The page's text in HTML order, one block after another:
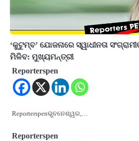
‘କୁଟୁମ୍ବ’ ଯୋଜନାରେ ସ୍ୱାଧୀନତା
ମିଳିବ: ମୁଖ୍ୟମନ୍ତ୍ରୀ
Reporterspen
Reporterspenଭୁବନେଶ୍ୱର,…
Reporterspen